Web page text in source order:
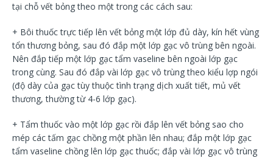
tại chỗ vết bỏng theo một trong các cách sau:
+ Bôi thuốc trực tiếp lên vết bỏng một lớp đủ dày, kín hết vùng
tổn thương bỏng, sau đó đắp một lớp gạc vô trùng bên ngoài.
Nên đắp tiếp một lớp gạc tẩm vaseline bên ngoài lớp gạc
trong cùng. Sau đó đắp vài lớp gạc vô trùng theo kiểu lợp ngói
(độ dày của gạc tùy thuộc tình trạng dịch xuất tiết, mủ vết
thương, thường từ 4-6 lớp gạc).
+ Tẩm thuốc vào một lớp gạc rồi đắp lên vết bỏng sao cho
mép các tấm gạc chồng một phần lên nhau; đắp một lớp gạc
tẩm vaseline chồng lên lớp gạc thuốc; đắp vài lớp gạc vô trùng